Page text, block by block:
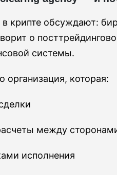
крипте обсуждают:
о
системы.
организация, которая:
между
исполнения